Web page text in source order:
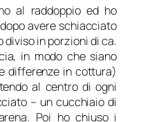
al raddoppio ed ho
avere schiacciato
diviso in porzioni di ca.
in modo che siano
differenze in cottura)
al centro di ogni
– un cucchiaio di
Poi ho chiuso i